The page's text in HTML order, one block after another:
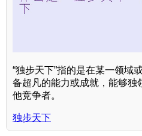
“独步天下”指的是在某一领域
备超凡的能力或成就，能够独
他竞争者。
独步天下